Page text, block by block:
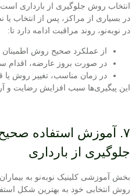
انتخاب روش جلوگیری از بارداری است.
در بسیاری از مراکز، پس از انتخاب
در نوبه‌نو، روند مراقبت ادامه دارد تا:
از عملکرد صحیح روش
در صورت بروز عارضه، اقدام
در زمان مناسب، تغییر روش
این پیگیری‌ها سبب افزایش رضایت و
۷. آموزش استفاده
جلوگیری از بارداری
بخش آموزشی کلینیک نوبه‌نو به
روش انتخابی خود به بهترین شکل